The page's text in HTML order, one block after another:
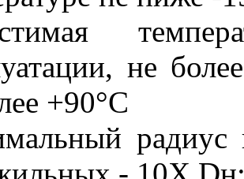
не
+90°С
радиус